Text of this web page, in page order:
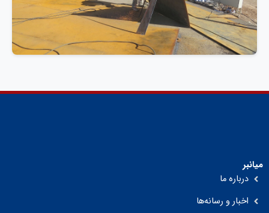
میانبر
درباره ما
اخبار و رسانه‌ها